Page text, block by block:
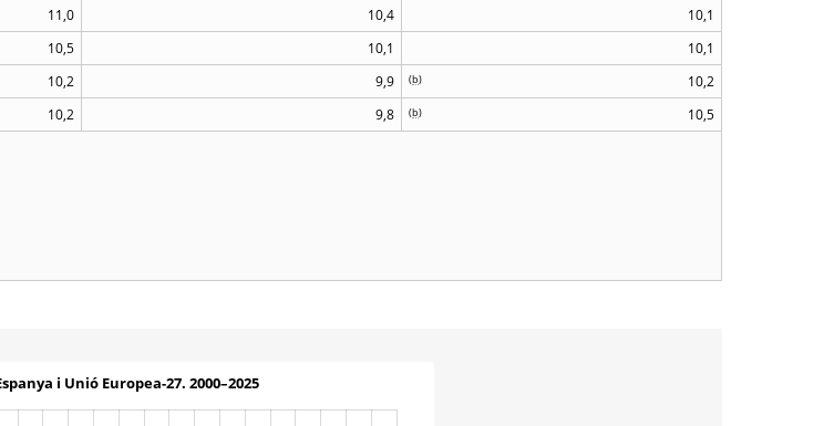
11,0 10,4
10,1
10,5 10,1
10,1
10,2 9,9 10,2
(b)
10,2 9,8 10,5
(b)